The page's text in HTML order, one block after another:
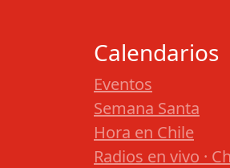
Calendarios
Eventos
Semana Santa
Hora en Chile
Radios en vivo ·